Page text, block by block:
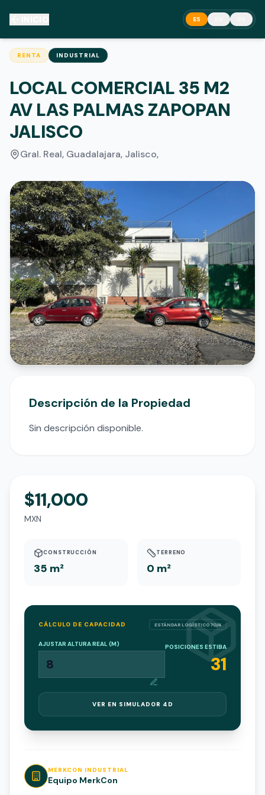
ES
RENTA INDUSTRIAL
LOCAL COMERCIAL 35 M2
AV LAS PALMAS ZAPOPAN
JALISCO
Gral. Real, Guadalajara, Jalisco,
Descripción de la Propiedad
Sin descripción disponible.
$11,000
MXN
CONSTRUCCIÓN
35 m²
TERRENO
0 m²
CÁLCULO DE CAPACIDAD ESTÁNDAR LOGÍSTICO 70/4
AJUSTAR ALTURA REAL (M) POSICIONES ESTIBA
31
VER EN SIMULADOR 4D
MERKCON INDUSTRIAL
Equipo MerkCon